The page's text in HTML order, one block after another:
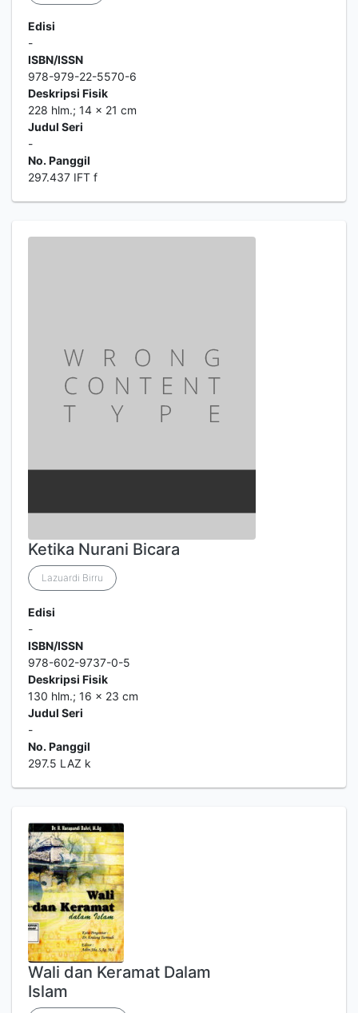
Edisi
-
ISBN/ISSN
978-979-22-5570-6
Deskripsi Fisik
228 hlm.; 14 x 21 cm
Judul Seri
-
No. Panggil
297.437 IFT f
Ketika Nurani Bicara
Lazuardi Birru
Edisi
-
ISBN/ISSN
978-602-9737-0-5
Deskripsi Fisik
130 hlm.; 16 x 23 cm
Judul Seri
-
No. Panggil
297.5 LAZ k
Wali dan Keramat Dalam
Islam